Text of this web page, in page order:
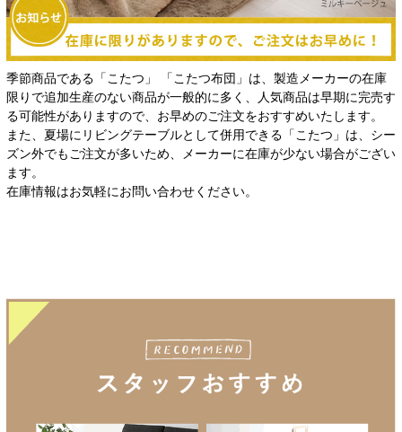
季節商品である「こたつ」 「こたつ布団」は、製造メーカーの在庫
限りで追加生産のない商品が一般的に多く、人気商品は早期に完売す
る可能性がありますので、お早めのご注文をおすすめいたします。
また、夏場にリビングテーブルとして併用できる「こたつ」は、シー
ズン外でもご注文が多いため、メーカーに在庫が少ない場合がござい
ます。
在庫情報はお気軽にお問い合わせください。